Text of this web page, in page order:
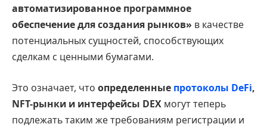
автоматизированное программное
обеспечение для создания рынков» в качестве
потенциальных сущностей, способствующих
сделкам с ценными бумагами.
Это означает, что определенные протоколы DeFi,
NFT-рынки и интерфейсы DEX могут теперь
подлежать таким же требованиям регистрации и